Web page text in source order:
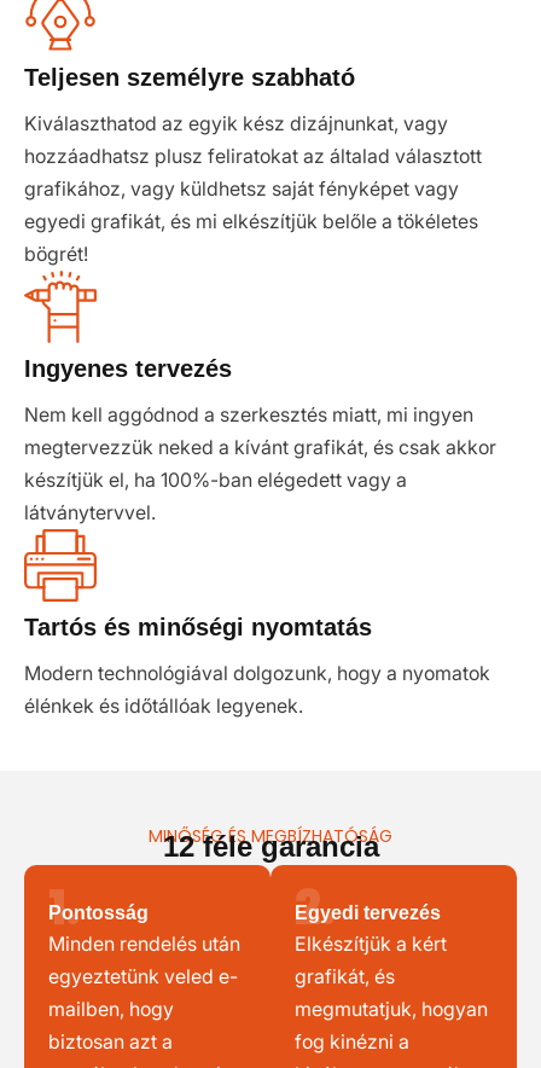
Teljesen személyre szabható
Kiválaszthatod az egyik kész dizájnunkat, vagy
hozzáadhatsz plusz feliratokat az általad választott
grafikához, vagy küldhetsz saját fényképet vagy
egyedi grafikát, és mi elkészítjük belőle a tökéletes
bögrét!
Ingyenes tervezés
Nem kell aggódnod a szerkesztés miatt, mi ingyen
megtervezzük neked a kívánt grafikát, és csak akkor
készítjük el, ha 100%-ban elégedett vagy a
látványtervvel.
Tartós és minőségi nyomtatás
Modern technológiával dolgozunk, hogy a nyomatok
élénkek és időtállóak legyenek.
MINŐSÉG ÉS MEGBÍZHATÓSÁG
12 féle garancia
1.
Pontosság
Minden rendelés után
egyeztetünk veled e-
mailben, hogy
biztosan azt a
2.
Egyedi tervezés
Elkészítjük a kért
grafikát, és
megmutatjuk, hogyan
fog kinézni a